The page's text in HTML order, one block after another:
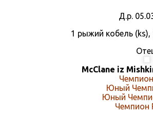
Д.р.
1 рыжий кобель
McClane iz
Юный
Юный
Чемпион